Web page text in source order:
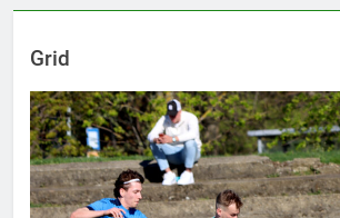
Grid